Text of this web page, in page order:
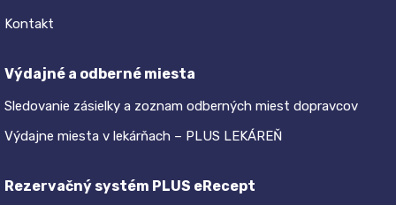
Kontakt
Výdajné a odberné miesta
Sledovanie zásielky a zoznam odberných miest dopravcov
Výdajne miesta v lekárňach – PLUS LEKÁREŇ
Rezervačný systém PLUS eRecept